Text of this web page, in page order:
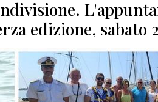
edizione, sabato